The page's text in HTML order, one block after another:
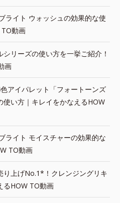
ライト ウォッシュの効果的な使
動画
シリーズの使い方を一挙ご紹介！
画
アイパレット「フォートーンズ
使い方｜キレイをかなえるHOW
ライト モイスチャーの効果的な
TO動画
り上げNo.1*！クレンジングリキ
るHOW TO動画